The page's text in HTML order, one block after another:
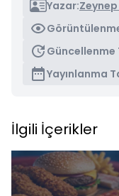
Yazar:Zeynep
Güncellenme
Yayınlanma
İlgili İçerikler